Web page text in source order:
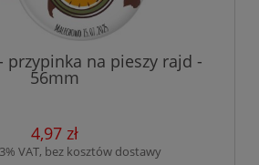
przypinka na pieszy rajd -
56mm
4,97 zł
VAT, bez kosztów dostawy